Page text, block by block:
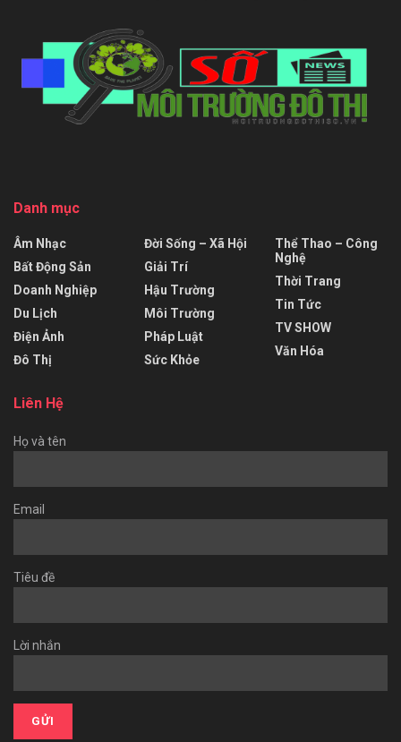
Danh mục
Âm Nhạc
Bất Động Sản
Doanh Nghiệp
Du Lịch
Điện Ảnh
Đô Thị
Đời Sống – Xã Hội
Giải Trí
Hậu Trường
Môi Trường
Pháp Luật
Sức Khỏe
Thể Thao – Công
Nghệ
Thời Trang
Tin Tức
TV SHOW
Văn Hóa
Liên Hệ
Họ và tên
Email
Tiêu đề
Lời nhắn